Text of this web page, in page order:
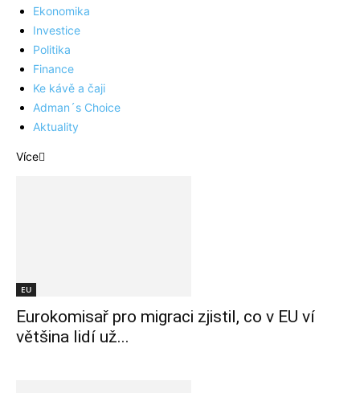
Ekonomika
Investice
Politika
Finance
Ke kávě a čaji
Adman´s Choice
Aktuality
Více
EU
Eurokomisař pro migraci zjistil, co v EU ví
většina lidí už...